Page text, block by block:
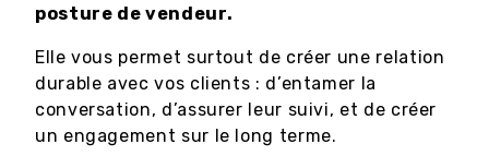
posture de vendeur.
Elle vous permet surtout de créer une relation
durable avec vos clients : d’entamer la
conversation, d’assurer leur suivi, et de créer
un engagement sur le long terme.